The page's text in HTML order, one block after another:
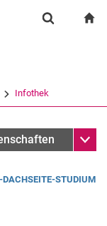
direkt zu: Inhalt
direkt zu: Suche
direkt zu:
Link in einem
Infothek
DACHSEITE-STUDIUM